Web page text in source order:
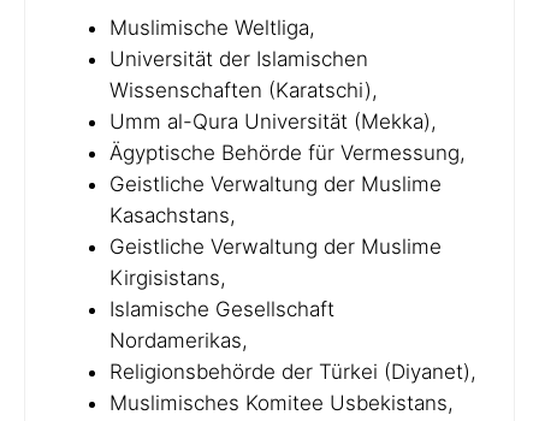
Muslimische Weltliga,
Universität der Islamischen
Wissenschaften (Karatschi),
Umm al-Qura Universität (Mekka),
Ägyptische Behörde für Vermessung,
Geistliche Verwaltung der Muslime
Kasachstans,
Geistliche Verwaltung der Muslime
Kirgisistans,
Islamische Gesellschaft
Nordamerikas,
Religionsbehörde der Türkei (Diyanet),
Muslimisches Komitee Usbekistans,